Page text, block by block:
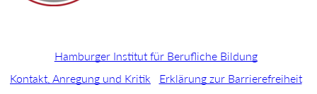
Hamburger Institut für Berufliche Bildung
Kontakt, Anregung und Kritik
Erklärung zur Barrierefreiheit